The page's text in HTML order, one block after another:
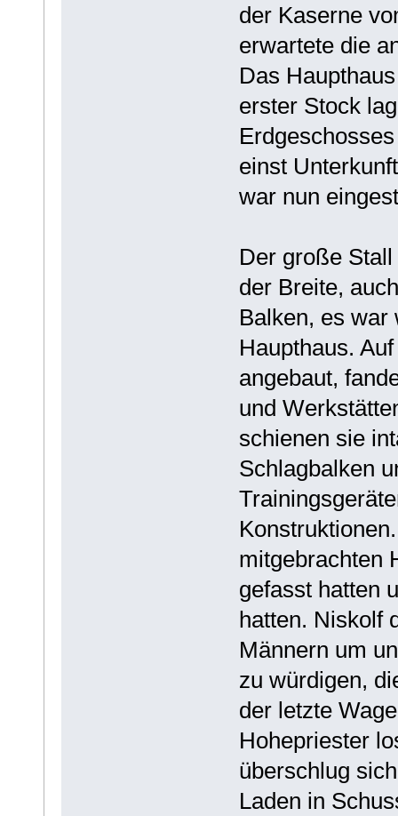
der Kaserne
erwartete die
Das
erster Stock
einst
war nun
Der große
der Breite,
Balken, es war
Haupthaus.
angebaut,
und
schienen sie
Schlagbalken
mitgebrachten
gefasst hatten
hatten. Niskolf
Männern um
zu würdigen,
der letzte
Hohepriester
überschlug
Laden in